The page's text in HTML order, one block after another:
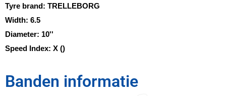
Tyre brand: TRELLEBORG
Width: 6.5
Diameter: 10''
Speed Index: X ()
Banden informatie